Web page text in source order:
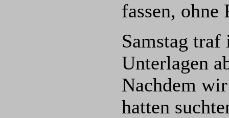
fassen, ohne
Samstag
Unterlagen
Nachdem
hatten